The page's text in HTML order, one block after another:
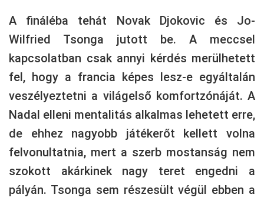
A fináléba tehát Novak Djokovic és Jo-
Wilfried Tsonga jutott be. A meccsel
kapcsolatban csak annyi kérdés merülhetett
fel, hogy a francia képes lesz-e egyáltalán
veszélyeztetni a világelső komfortzónáját. A
Nadal elleni mentalitás alkalmas lehetett erre,
de ehhez nagyobb játékerőt kellett volna
felvonultatnia, mert a szerb mostanság nem
szokott akárkinek nagy teret engedni a
pályán. Tsonga sem részesült végül ebben a